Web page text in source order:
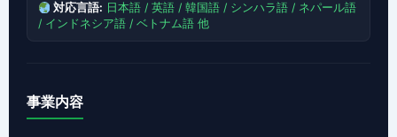
対応言語: 日本語 / 英語 / 韓国語 / シンハラ語 / ネパール語
/ インドネシア語 / ベトナム語 他
事業内容